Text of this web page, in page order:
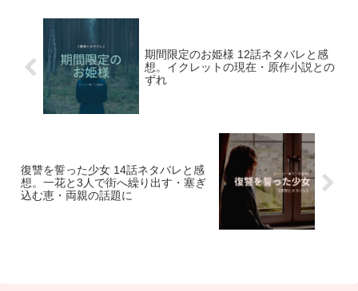
期間限定のお姫様 12話ネタバレと感
想。イクレットの現在・原作小説との
ずれ
復讐を誓った少女 14話ネタバレと感
想。一花と3人で街へ繰り出す・塞ぎ
込む恵・両親の話題に